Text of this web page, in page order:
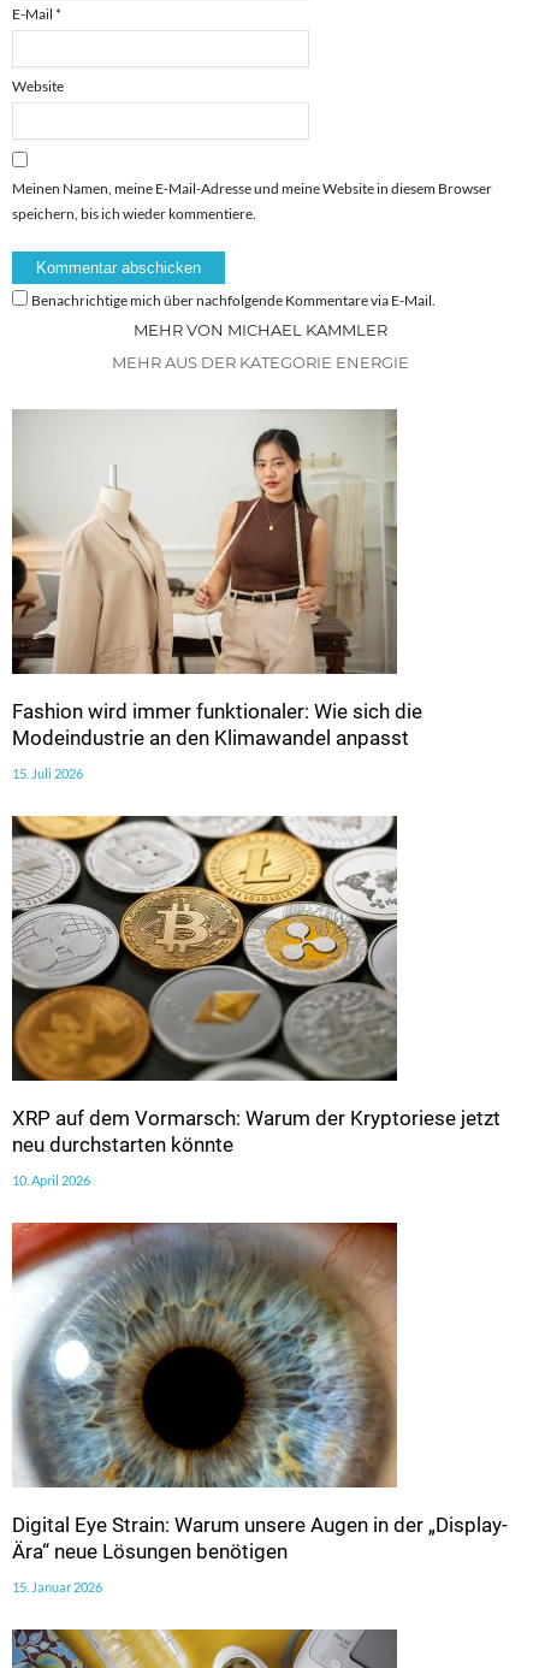
E-Mail *
Website
Meinen Namen, meine E-Mail-Adresse und meine Website in diesem Browser
speichern, bis ich wieder kommentiere.
Benachrichtige mich über nachfolgende Kommentare via E-Mail.
MEHR VON MICHAEL KAMMLER
MEHR AUS DER KATEGORIE ENERGIE
Fashion wird immer funktionaler: Wie sich die
Modeindustrie an den Klimawandel anpasst
15. Juli 2026
XRP auf dem Vormarsch: Warum der Kryptoriese jetzt
neu durchstarten könnte
10. April 2026
Digital Eye Strain: Warum unsere Augen in der „Display-
Ära“ neue Lösungen benötigen
15. Januar 2026